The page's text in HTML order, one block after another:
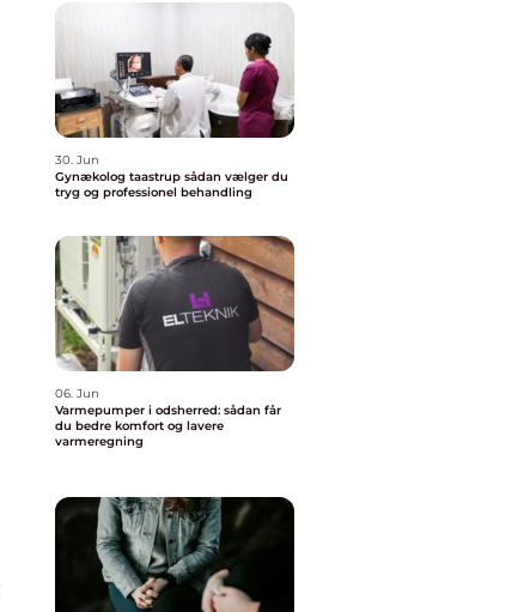
30. Jun
Gynækolog taastrup sådan vælger du
tryg og professionel behandling
06. Jun
Varmepumper i odsherred: sådan får
du bedre komfort og lavere
varmeregning